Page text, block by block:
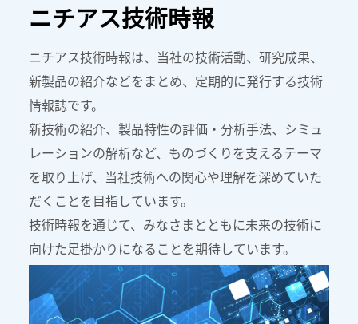
ニチアス技術時報
ニチアス技術時報は、当社の技術活動、研究成果、
新製品の紹介などをまとめ、定期的に発行する技術
情報誌です。
新技術の紹介、製品特性の評価・分析手法、シミュ
レーションの解析など、ものづくりを支えるテーマ
を取り上げ、当社技術への関心や理解を深めていた
だくことを目指しています。
技術時報を通じて、みなさまとともに未来の技術に
向けた足掛かりになることを期待しています。